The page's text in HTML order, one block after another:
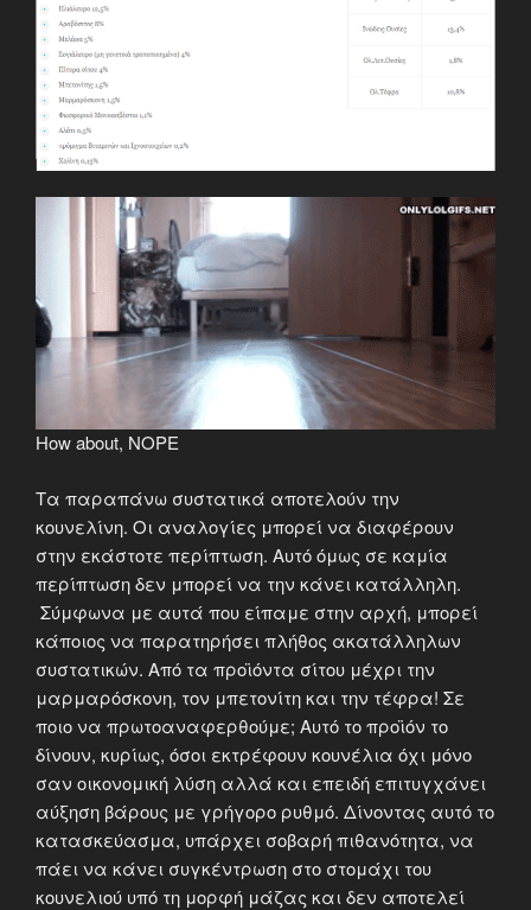
How about, NOPE
Τα παραπάνω συστατικά αποτελούν την
κουνελίνη. Οι αναλογίες μπορεί να διαφέρουν
στην εκάστοτε περίπτωση. Αυτό όμως σε καμία
περίπτωση δεν μπορεί να την κάνει κατάλληλη.
Σύμφωνα με αυτά που είπαμε στην αρχή, μπορεί
κάποιος να παρατηρήσει πλήθος ακατάλληλων
συστατικών. Από τα προϊόντα σίτου μέχρι την
μαρμαρόσκονη, τον μπετονίτη και την τέφρα! Σε
ποιο να πρωτοαναφερθούμε; Αυτό το προϊόν το
δίνουν, κυρίως, όσοι εκτρέφουν κουνέλια όχι μόνο
σαν οικονομική λύση αλλά και επειδή επιτυγχάνει
αύξηση βάρους με γρήγορο ρυθμό. Δίνοντας αυτό το
κατασκεύασμα, υπάρχει σοβαρή πιθανότητα, να
πάει να κάνει συγκέντρωση στο στομάχι του
κουνελιού υπό τη μορφή μάζας και δεν αποτελεί